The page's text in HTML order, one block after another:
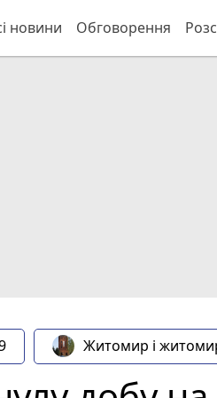
новини Обговорення
Житомир і